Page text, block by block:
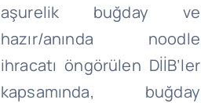
aşurelik buğday ve
hazır/anında noodle
ihracatı öngörülen DİİB’ler
kapsamında, buğday